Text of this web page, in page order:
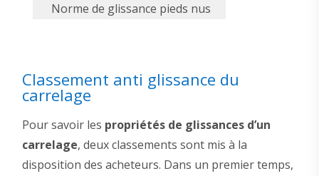
Norme de glissance pieds nus
Classement anti glissance du
carrelage
Pour savoir les propriétés de glissances d’un
carrelage, deux classements sont mis à la
disposition des acheteurs. Dans un premier temps,